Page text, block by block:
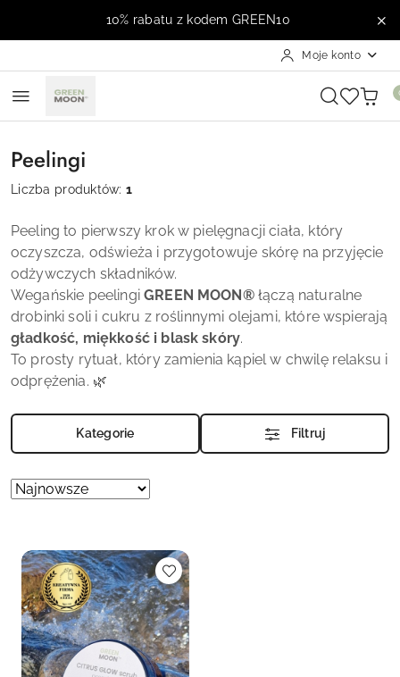
Przejdź do treści głównej
Przejdź do wyszukiwarki
Przejdź do moje konto
Przejdź do menu głównego
Przejdź do stopki10% rabatu z kodem GREEN10
Moje konto
Peelingi
Liczba produktów:1
Peeling to pierwszy krok w pielęgnacji ciała, który
oczyszcza, odświeża i przygotowuje skórę na przyjęcie
odżywczych składników.
Wegańskie peelingiGREEN MOON®łączą naturalne
drobinki soli i cukru z roślinnymi olejami, które wspierają
gładkość, miękkość i blask skóry.
To prosty rytuał, który zamienia kąpiel w chwilę relaksu i
odprężenia. 🌿
Kategorie Filtruj
Zastosowano
Sortuj